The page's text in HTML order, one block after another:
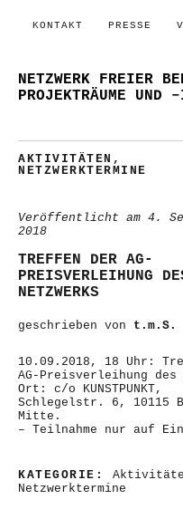
KONTAKT PRESSE
NETZWERK FREIER
PROJEKTRÄUME
AKTIVITÄTEN ,
NETZWERKTERMINE
Veröffentlicht am 4.
2018
TREFFEN DER AG-
PREISVERLEIHUNG
NETZWERKS
geschrieben von t.m.S.
10.09.2018, 18 Uhr:
AG-Preisverleihung des
Ort: c/o KUNSTPUNKT,
Schlegelstr. 6, 10115
Mitte.
– Teilnahme nur auf
KATEGORIE:
Netzwerktermine